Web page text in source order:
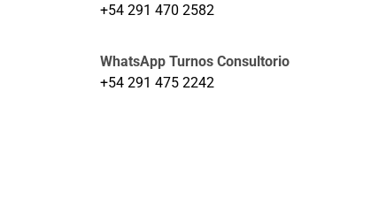
+54 291 470 2582
WhatsApp Turnos Consultorio
+54 291 475 2242